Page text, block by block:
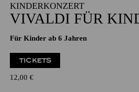
NATIONAL-BANK Pavillon
PHILHARMONIE ENTDECKEN ·
KINDERKONZERT
Für Kinder ab 6 Jahren